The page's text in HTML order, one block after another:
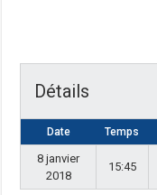
Détails
Date Temps
8 janvier
2018
15:45